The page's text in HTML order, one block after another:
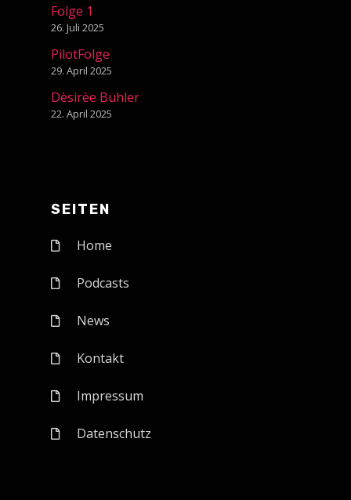
Folge 1
26. Juli 2025
PilotFolge
29. April 2025
Dèsirèe Bühler
22. April 2025
SEITEN
Home
Podcasts
News
Kontakt
Impressum
Datenschutz